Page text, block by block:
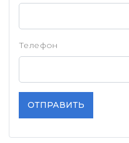
Телефон
ОТПРАВИТЬ